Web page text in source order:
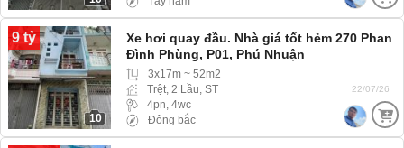
9 tỷ
10
Xe hơi quay đầu. Nhà giá tốt hẻm 270 Phan
Đình Phùng, P01, Phú Nhuận
3x17m ~ 52m2
Trệt, 2 Lầu, ST
4pn, 4wc
Đông bắc
22/07/26